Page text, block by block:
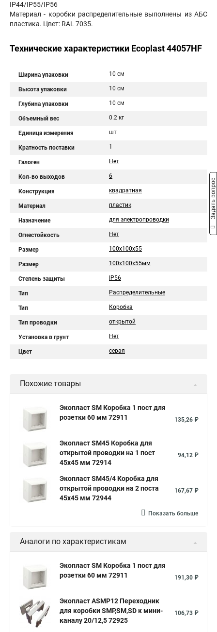
IP44/IP55/IP56
Материал - коробки распределительные выполнены из АБС
пластика. Цвет: RAL 7035.
Технические характеристики Ecoplast 44057HF
Ширина упаковки 10 см
Высота упаковки 10 см
Глубина упаковки 10 см
Объемный вес 0.2 кг
Единица измерения шт
Кратность поставки 1
Галоген Нет
Кол-во выходов 6
Конструкция квадратная
Материал пластик
Назначение для электропроводки
Огнестойкость Нет
Размер 100х100х55
Размер 100х100х55мм
Степень защиты IP56
Тип Распределительные
Тип Коробка
Тип проводки открытой
Установка в грунт Нет
Цвет серая
Похожие товары
Экопласт SM Коробка 1 пост для
розетки 60 мм 72911
135,26 ₽
Экопласт SM45 Коробка для
открытой проводки на 1 пост
45х45 мм 72914
94,12 ₽
Экопласт SM45/4 Коробка для
открытой проводки на 2 поста
45х45 мм 72944
167,67 ₽
Показать больше
Аналоги по характеристикам
Экопласт SM Коробка 1 пост для
розетки 60 мм 72911
191,30 ₽
Экопласт ASMP12 Переходник
для коробки SMP,SM,SD к мини-
каналу 20/12,5 72925
106,73 ₽
Задать вопрос